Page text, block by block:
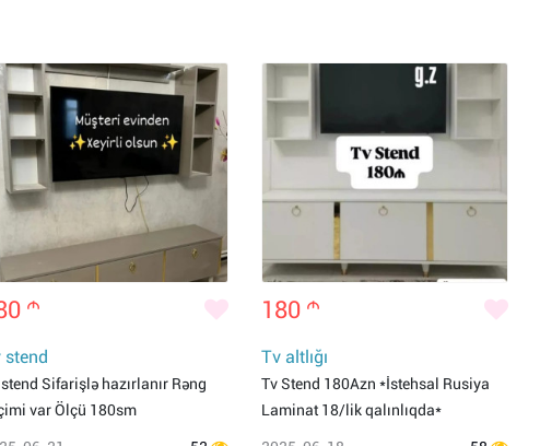
m
stend
Sifarişlə hazırlanır Rəng
var Ölçü 180sm
180 m
Tv altlığı
Tv Stend 180Azn *İstehsal Rusiya
Laminat 18/lik qalınlıqda*